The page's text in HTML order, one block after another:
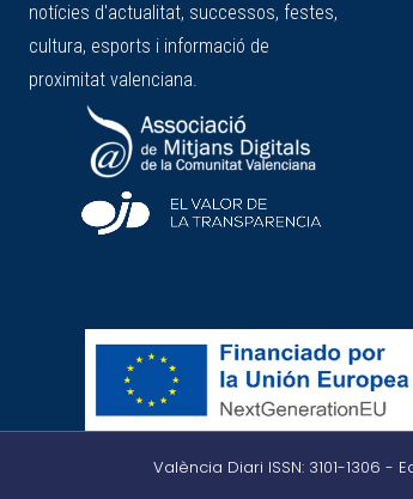
notícies d'actualitat, successos, festes,
cultura, esports i informació de
proximitat valenciana.
València Diari ISSN: 3101-1306